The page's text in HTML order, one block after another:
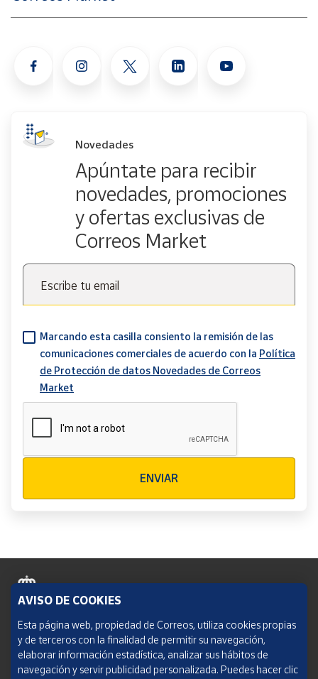
Novedades
Apúntate para recibir
novedades, promociones
y ofertas exclusivas de
Correos Market
Escribe tu email
Marcando esta casilla consiento la remisión de las
comunicaciones comerciales de acuerdo con la Política
de Protección de datos Novedades de Correos
Market
ENVIAR
Política de cookies
Aviso legal
AVISO DE COOKIES
Esta página web, propiedad de Correos, utiliza cookies propias
y de terceros con la finalidad de permitir su navegación,
elaborar información estadística, analizar sus hábitos de
navegación y servir publicidad personalizada. Puedes hacer clic